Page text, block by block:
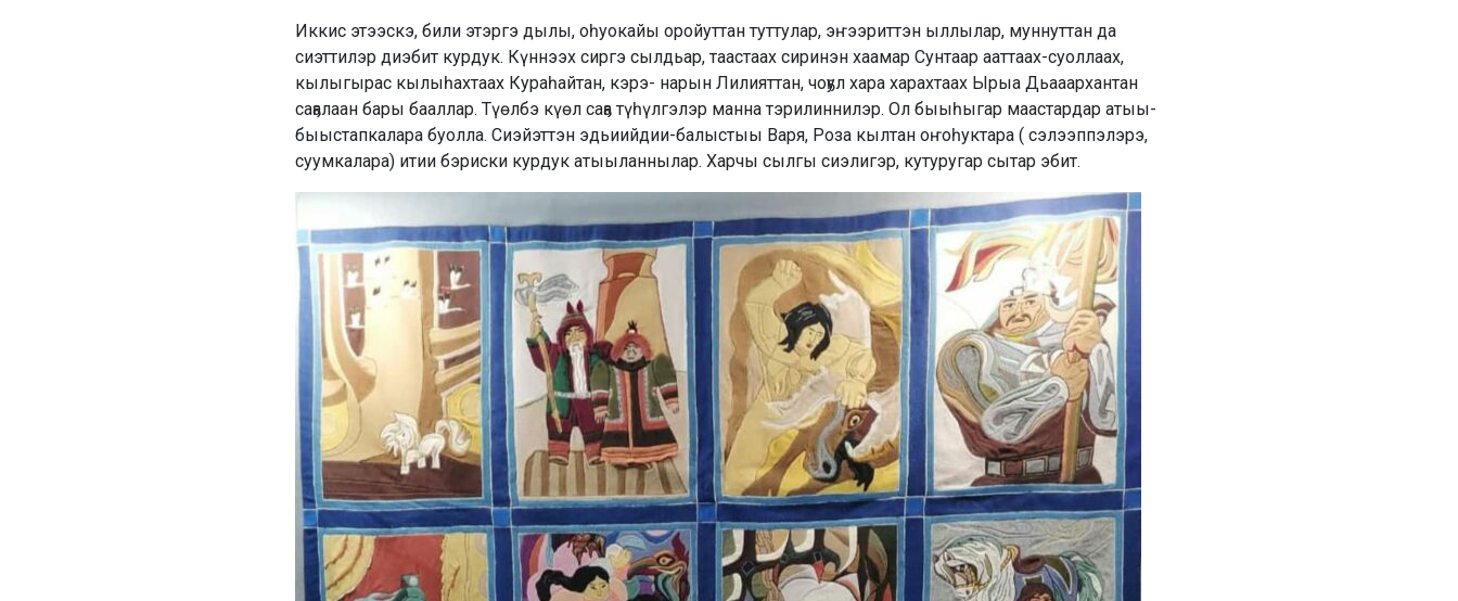
Иккис этээскэ, били этэргэ дылы, оһуокайы оройуттан туттулар, эҥээриттэн ыллылар, муннуттан да
сиэттилэр диэбит курдук. Күннээх сиргэ сылдьар, таастаах сиринэн хаамар Сунтаар ааттаах-суоллаах,
кылыгырас кылыһахтаах Кураһайтан, кэрэ- нарын Лилияттан, чоҕул хара харахтаах Ырыа Дьааархантан
саҕалаан бары бааллар. Түөлбэ күөл саҕа түһүлгэлэр манна тэрилиннилэр. Ол быыһыгар маастардар атыы-
быыстапкалара буолла. Сиэйэттэн эдьиийдии-балыстыы Варя, Роза кылтан оҥоһуктара ( сэлээппэлэрэ,
суумкалара) итии бэриски курдук атыыланнылар. Харчы сылгы сиэлигэр, кутуругар сытар эбит.